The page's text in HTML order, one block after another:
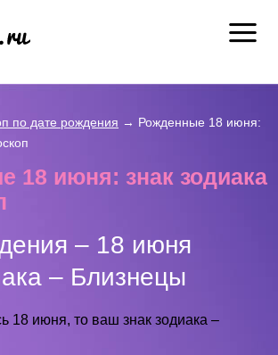
по дате рождения → Рожденные 18 июня:
18 июня: знак зодиака
– 18 июня
– Близнецы
18 июня, то ваш знак зодиака –